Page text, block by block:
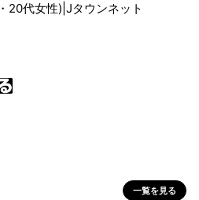
20代女性)|Jタウンネット
一覧を見る